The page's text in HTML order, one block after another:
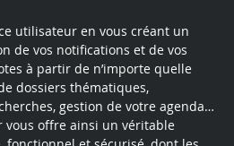
utilisateur en vous créant un
de vos notifications et de vos
à partir de n’importe quelle
dossiers thématiques,
gestion de votre agenda…
vous offre ainsi un véritable